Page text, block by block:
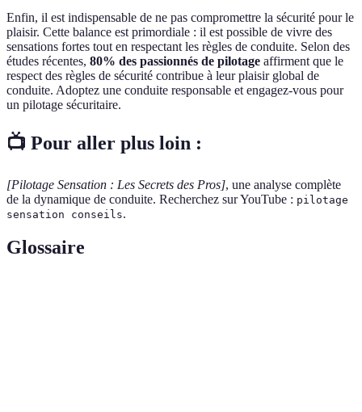
Enfin, il est indispensable de ne pas compromettre la sécurité pour le
plaisir. Cette balance est primordiale : il est possible de vivre des
sensations fortes tout en respectant les règles de conduite. Selon des
études récentes, 80% des passionnés de pilotage affirment que le
respect des règles de sécurité contribue à leur plaisir global de
conduite. Adoptez une conduite responsable et engagez-vous pour
un pilotage sécuritaire.
📺 Pour aller plus loin :
[Pilotage Sensation : Les Secrets des Pros], une analyse complète
de la dynamique de conduite. Recherchez sur YouTube : pilotage
sensation conseils.
Glossaire